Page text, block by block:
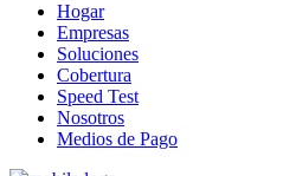
Hogar
Empresas
Soluciones
Cobertura
Speed Test
Nosotros
Medios de Pago